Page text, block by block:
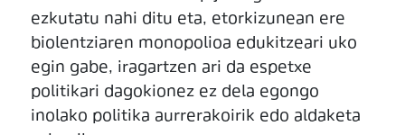
ezkutatu nahi ditu eta, etorkizunean ere
biolentziaren monopolioa edukitzeari uko
egin gabe, iragartzen ari da espetxe
politikari dagokionez ez dela egongo
inolako politika aurrerakoirik edo aldaketa